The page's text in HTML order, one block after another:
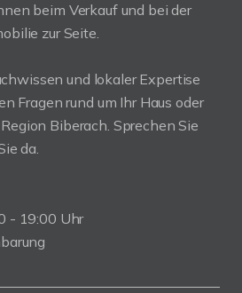
beim Verkauf und bei der
zur Seite.
und lokaler Expertise
Fragen rund um Ihr Haus oder
Biberach. Sprechen Sie
da.
- 19:00 Uhr